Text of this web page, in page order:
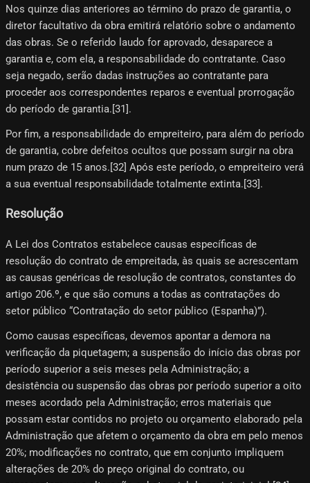
Nos quinze dias anteriores ao término do prazo de garantia, o
diretor facultativo da obra emitirá relatório sobre o andamento
das obras. Se o referido laudo for aprovado, desaparece a
garantia e, com ela, a responsabilidade do contratante. Caso
seja negado, serão dadas instruções ao contratante para
proceder aos correspondentes reparos e eventual prorrogação
do período de garantia.[31]​.
Por fim, a responsabilidade do empreiteiro, para além do período
de garantia, cobre defeitos ocultos que possam surgir na obra
num prazo de 15 anos.[32]​ Após este período, o empreiteiro verá
a sua eventual responsabilidade totalmente extinta.[33]​.
Resolução
A Lei dos Contratos estabelece causas específicas de
resolução do contrato de empreitada, às quais se acrescentam
as causas genéricas de resolução de contratos, constantes do
artigo 206.º, e que são comuns a todas as contratações do
setor público “Contratação do setor público (Espanha)”).
Como causas específicas, devemos apontar a demora na
verificação da piquetagem; a suspensão do início das obras por
período superior a seis meses pela Administração; a
desistência ou suspensão das obras por período superior a oito
meses acordado pela Administração; erros materiais que
possam estar contidos no projeto ou orçamento elaborado pela
Administração que afetem o orçamento da obra em pelo menos
20%; modificações no contrato, que em conjunto impliquem
alterações de 20% do preço original do contrato, ou